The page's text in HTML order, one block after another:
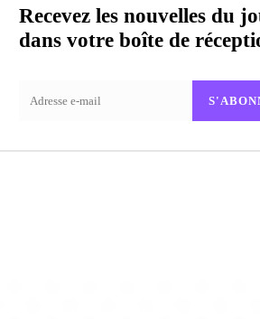
Recevez les nouvelles du
dans votre boîte de